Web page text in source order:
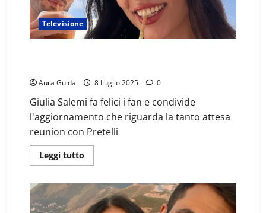
Televisione
Aura Guida 8 Luglio 2025 0
Giulia Salemi fa felici i fan e condivide
l'aggiornamento che riguarda la tanto attesa
reunion con Pretelli
Leggi tutto